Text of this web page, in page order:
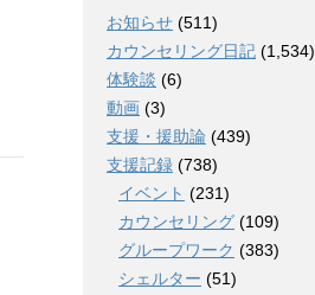
お知らせ (511)
カウンセリング日記 (1,534)
体験談 (6)
動画 (3)
支援・援助論 (439)
支援記録 (738)
イベント (231)
カウンセリング (109)
グループワーク (383)
シェルター (51)